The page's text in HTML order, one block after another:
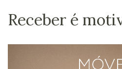
Receber é